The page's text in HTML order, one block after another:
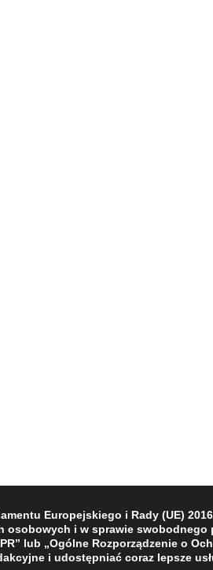
Europejskiego i Rady (UE)
i w sprawie swobodnego
lub „Ogólne Rozporządzenie o
i udostępniać coraz lepsze